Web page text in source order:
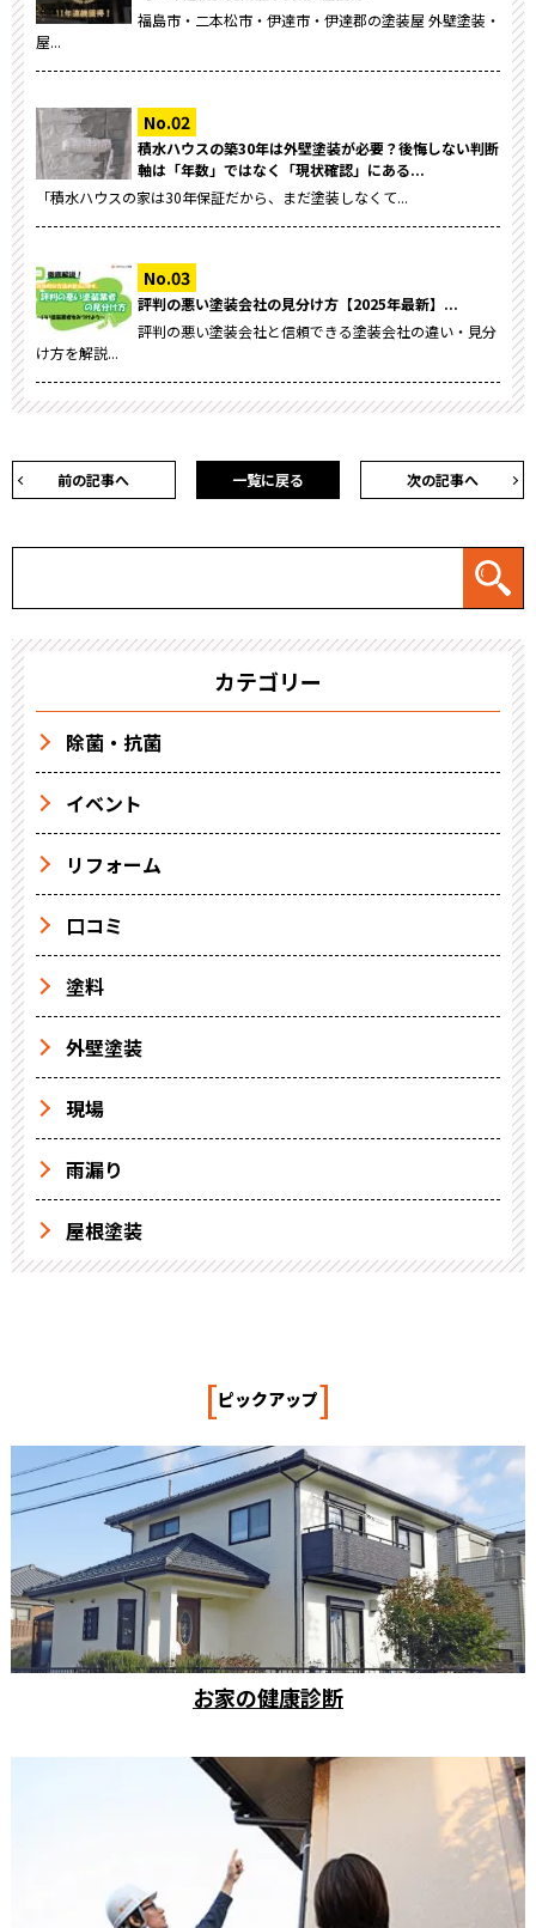
福島市・二本松市・伊達市・伊達郡の塗装屋 外壁塗装・
屋...
積水ハウスの築30年は外壁塗装が必要？後悔しない判断
軸は「年数」ではなく「現状確認」にある...
「積水ハウスの家は30年保証だから、まだ塗装しなくて...
評判の悪い塗装会社の見分け方【2025年最新】...
評判の悪い塗装会社と信頼できる塗装会社の違い・見分
け方を解説...
前の記事へ 次の記事へ
一覧に戻る
カテゴリー
除菌・抗菌
イベント
リフォーム
口コミ
塗料
外壁塗装
現場
雨漏り
屋根塗装
[ピックアップ]
お家の健康診断